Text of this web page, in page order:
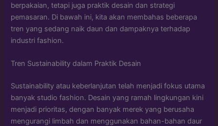
berpakaian, tetapi juga praktik desain dan strategi
pemasaran. Di bawah ini, kita akan membahas beberapa
tren yang sedang naik daun dan dampaknya terhadap
industri fashion.
Tren Sustainability dalam Praktik Desain
Sustainability atau keberlanjutan telah menjadi fokus utama
banyak studio fashion. Desain yang ramah lingkungan kini
menjadi prioritas, dengan banyak merek yang berusaha
mengurangi limbah dan menggunakan bahan-bahan daur